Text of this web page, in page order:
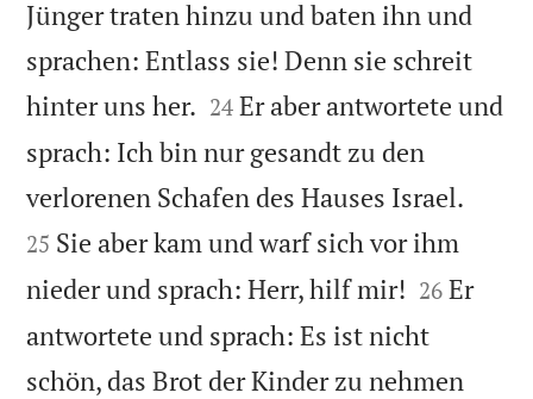
Jünger traten hinzu und baten ihn und
sprachen: Entlass sie! Denn sie schreit
hinter uns her. 

24 Er aber antwortete und
sprach: Ich bin nur gesandt zu den
verlorenen Schafen des Hauses Israel.
25 Sie aber kam und warf sich vor ihm
nieder und sprach: Herr, hilf mir! 

26 Er
antwortete und sprach: Es ist nicht
schön, das Brot der Kinder zu nehmen